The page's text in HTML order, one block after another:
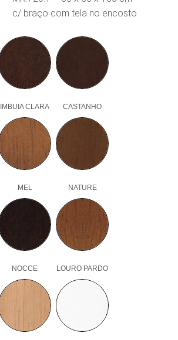
c/ braço com tela no encosto
IMBUIA CLARA CASTANHO
MEL NATURE
NOCCE LOURO PARDO